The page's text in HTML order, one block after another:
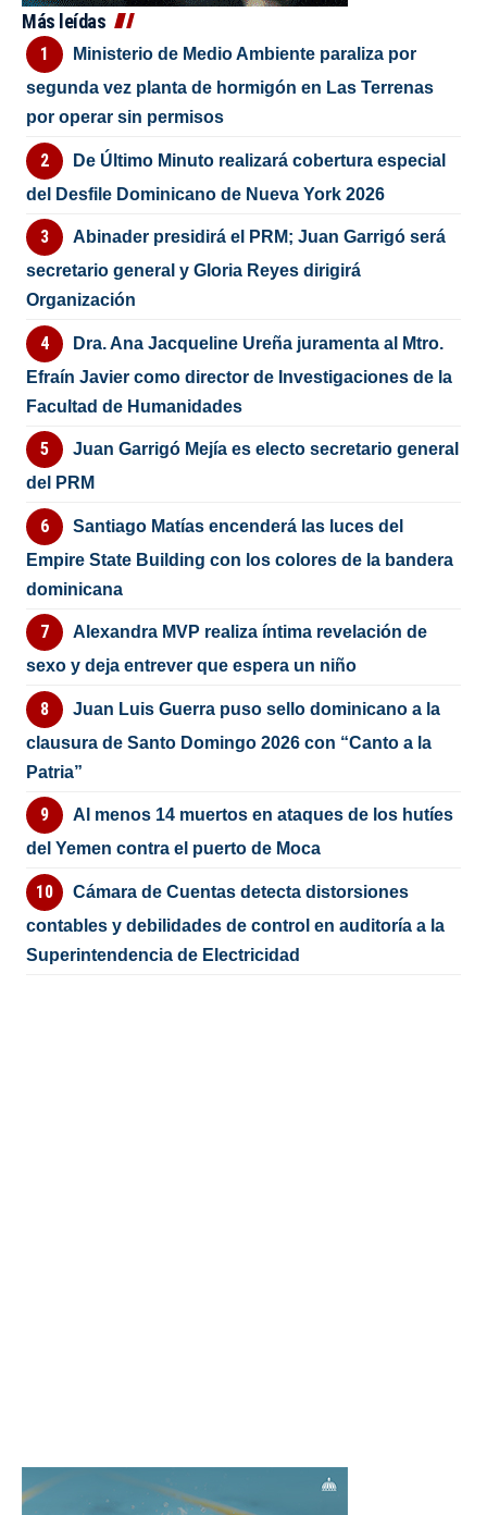
Más leídas
Ministerio de Medio Ambiente paraliza por
segunda vez planta de hormigón en Las Terrenas
por operar sin permisos
De Último Minuto realizará cobertura especial
del Desfile Dominicano de Nueva York 2026
Abinader presidirá el PRM; Juan Garrigó será
secretario general y Gloria Reyes dirigirá
Organización
Dra. Ana Jacqueline Ureña juramenta al Mtro.
Efraín Javier como director de Investigaciones de la
Facultad de Humanidades
Juan Garrigó Mejía es electo secretario general
del PRM
Santiago Matías encenderá las luces del
Empire State Building con los colores de la bandera
dominicana
Alexandra MVP realiza íntima revelación de
sexo y deja entrever que espera un niño
Juan Luis Guerra puso sello dominicano a la
clausura de Santo Domingo 2026 con “Canto a la
Patria”
Al menos 14 muertos en ataques de los hutíes
del Yemen contra el puerto de Moca
Cámara de Cuentas detecta distorsiones
contables y debilidades de control en auditoría a la
Superintendencia de Electricidad